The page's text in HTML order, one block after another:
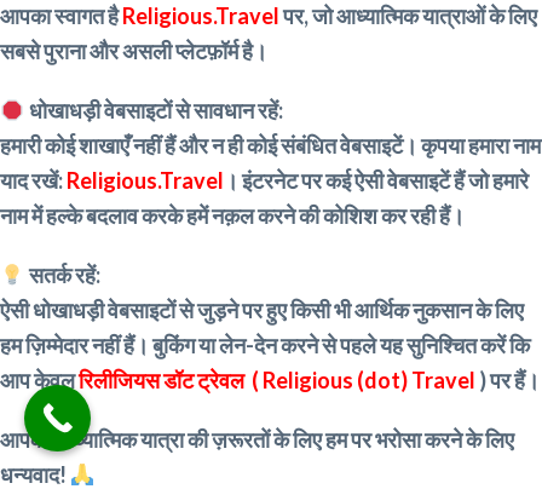
आपका स्वागत हैReligious.Travelपर, जो आध्यात्मिक यात्राओं के लिए
सबसे पुराना और असली प्लेटफ़ॉर्म है।
धोखाधड़ी वेबसाइटों से सावधान रहें:
हमारी कोई शाखाएँ नहीं हैं और न ही कोई संबंधित वेबसाइटें। कृपया हमारा नाम
याद रखें:Religious.Travel । इंटरनेट पर कई ऐसी वेबसाइटें हैं जो हमारे
नाम में हल्के बदलाव करके हमें नक़ल करने की कोशिश कर रही हैं।
सतर्क रहें:
ऐसी धोखाधड़ी वेबसाइटों से जुड़ने पर हुए किसी भी आर्थिक नुकसान के लिए
हम ज़िम्मेदार नहीं हैं। बुकिंग या लेन-देन करने से पहले यह सुनिश्चित करें कि
आप केवलरिलीजियस डॉट ट्रेवल ( Religious (dot) Travel ) पर हैं।
आपकी आध्यात्मिक यात्रा की ज़रूरतों के लिए हम पर भरोसा करने के लिए
धन्यवाद!